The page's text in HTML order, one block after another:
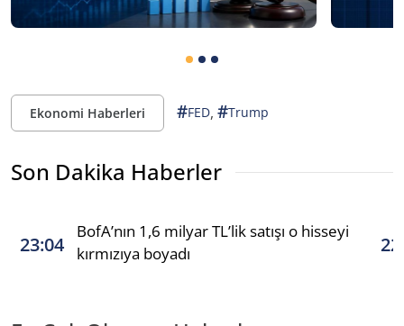
Ekonomi Haberleri #FED, #Trump
Son Dakika Haberler
23:04
BofA’nın 1,6 milyar TL’lik satışı o hisseyi
kırmızıya boyadı